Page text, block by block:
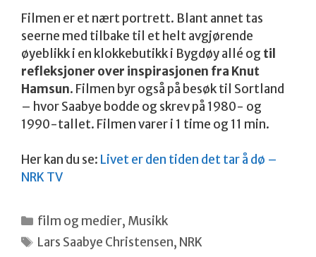
Filmen er et nært portrett. Blant annet tas
seerne med tilbake til et helt avgjørende
øyeblikk i en klokkebutikk i Bygdøy allé og til
refleksjoner over inspirasjonen fra Knut
Hamsun. Filmen byr også på besøk til Sortland
– hvor Saabye bodde og skrev på 1980- og
1990-tallet. Filmen varer i 1 time og 11 min.
Her kan du se: Livet er den tiden det tar å dø –
NRK TV
Kategorier
film og medier, Musikk
Stikkord
Lars Saabye Christensen, NRK